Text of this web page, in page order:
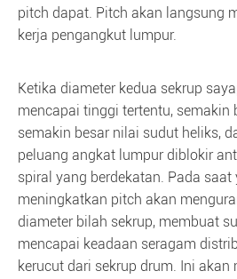
pitch dapat. Pitch akan langsung
kerja pengangkut lumpur.
Ketika diameter kedua sekrup
mencapai tinggi tertentu, semakin
semakin besar nilai sudut heliks,
peluang angkat lumpur diblokir
spiral yang berdekatan. Pada saat
meningkatkan pitch akan
diameter bilah sekrup, membuat
mencapai keadaan seragam
kerucut dari sekrup drum. Ini akan